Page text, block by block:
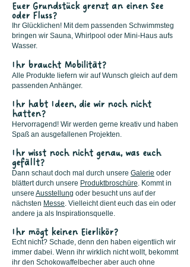
Euer Grundstück grenzt an einen See
oder Fluss?
Ihr Glücklichen! Mit dem passenden Schwimmsteg
bringen wir Sauna, Whirlpool oder Mini-Haus aufs
Wasser.
Ihr braucht Mobilität?
Alle Produkte liefern wir auf Wunsch gleich auf dem
passenden Anhänger.
Ihr habt Ideen, die wir noch nicht
hatten?
Hervorragend! Wir werden gerne kreativ und haben
Spaß an ausgefallenen Projekten.
Ihr wisst noch nicht genau, was euch
gefällt?
Dann schaut doch mal durch unsere Galerie oder
blättert durch unsere Produktbroschüre. Kommt in
unsere Ausstellung oder besucht uns auf der
nächsten Messe. Vielleicht dient euch das ein oder
andere ja als Inspirationsquelle.
Ihr mögt keinen Eierlikör?
Echt nicht? Schade, denn den haben eigentlich wir
immer dabei. Wenn ihr wirklich nicht wollt, bekommt
ihr den Schokowaffelbecher aber auch ohne